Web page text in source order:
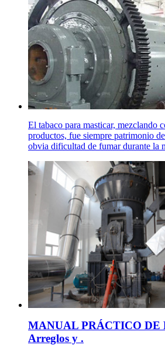
El tabaco para masticar, mezclando
productos, fue siempre patrimonio
obvia dificultad de fumar durante la
MANUAL PRÁCTICO DE
Arreglos y .